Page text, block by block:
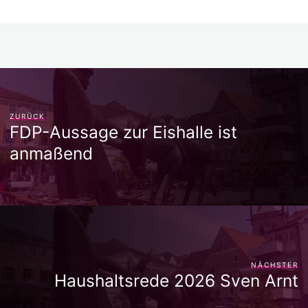
o
k
g p
at
k
ZURÜCK
FDP-Aussage zur Eishalle ist
anmaßend
NÄCHSTER
Haushaltsrede 2026 Sven Arnt